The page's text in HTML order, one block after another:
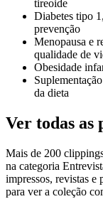
tireoide
Diabetes tipo
prevenção
Menopausa e
qualidade de
Obesidade
da dieta
Ver todas as
Mais de 200
na categoria
impressos, revistas e
para ver a coleção